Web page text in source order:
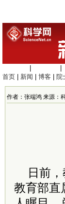
首页
新闻 博客 院
作者：张端鸿 来源：
日前
教育部直